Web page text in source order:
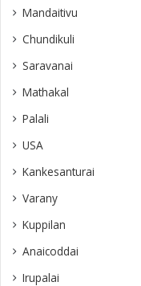
Mandaitivu
Chundikuli
Saravanai
Mathakal
Palali
USA
Kankesanturai
Varany
Kuppilan
Anaicoddai
Irupalai